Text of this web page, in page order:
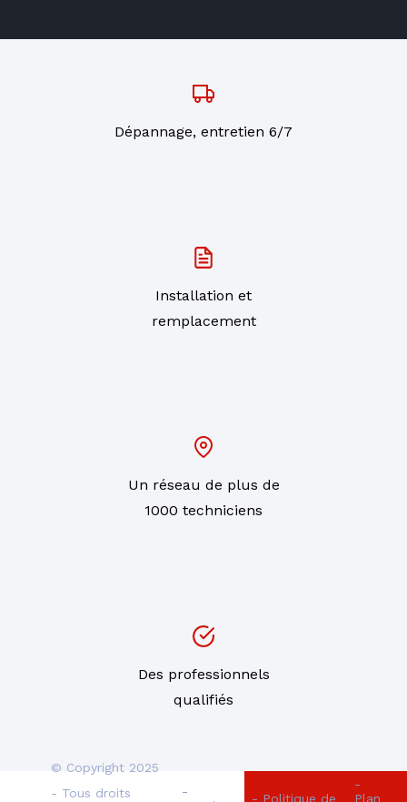
Dépannage, entretien 6/7
Installation et
remplacement
Un réseau de plus de
1000 techniciens
Des professionnels
qualifiés
© Copyright 2025
- Tous droits
-
- Politique de
-
Plan